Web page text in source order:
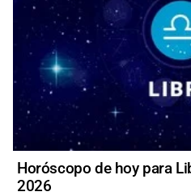
Horóscopo de hoy para
2026